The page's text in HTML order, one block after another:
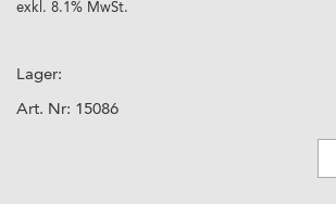
exkl. 8.1% MwSt.
Lager:
Art. Nr: 15086